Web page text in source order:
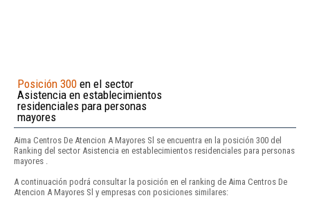
Posición 300 en el sector
Asistencia en establecimientos
residenciales para personas
mayores
Aima Centros De Atencion A Mayores Sl se encuentra en la posición 300 del
Ranking del sector Asistencia en establecimientos residenciales para personas
mayores .
A continuación podrá consultar la posición en el ranking de Aima Centros De
Atencion A Mayores Sl y empresas con posiciones similares: